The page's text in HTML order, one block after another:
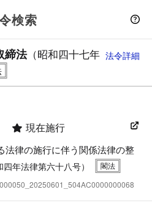
検索
締法（昭和四十七年 法令詳細
現在施行
法律の施行に伴う関係法律の整
四年法律第六十八号）